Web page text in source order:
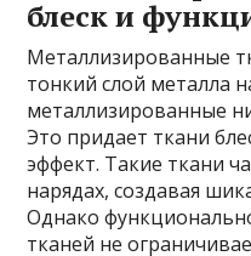
блеск и
Металлизированные
тонкий слой металла
металлизированные
Это придает ткани
эффект. Такие ткани
нарядах, создавая
Однако
тканей не